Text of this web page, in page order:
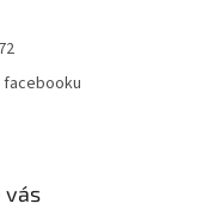
facebooku
vás